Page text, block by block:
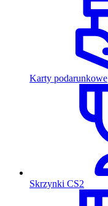
Karty podarunkowe
Skrzynki CS2